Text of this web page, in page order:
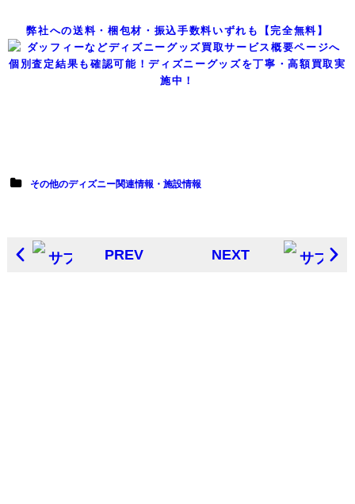
弊社への送料・梱包材・振込手数料いずれも【完全無料】
個別査定結果も確認可能！ディズニーグッズを丁寧・高額買取実
施中！
その他のディズニー関連情報・施設情報
PREV NEXT